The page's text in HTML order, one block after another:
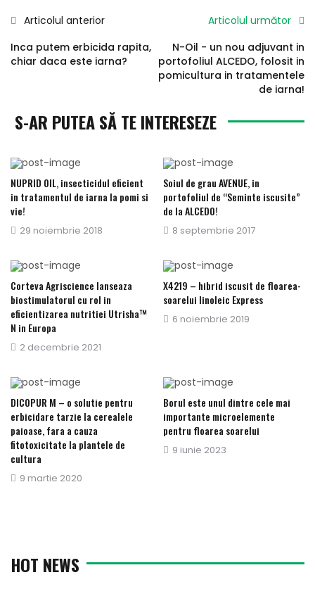
Articolul anterior
Inca putem erbicida rapita,
chiar daca este iarna?
Articolul următor
N-Oil - un nou adjuvant in
portofoliul ALCEDO, folosit in
pomicultura in tratamentele
de iarna!
S-AR PUTEA SĂ TE INTERESEZE
NUPRID OIL, insecticidul eficient
in tratamentul de iarna la pomi si
vie!
Publicat
29 noiembrie 2018
Soiul de grau AVENUE, in
portofoliul de “Seminte iscusite”
de la ALCEDO!
Publicat
8 septembrie 2017
Corteva Agriscience lanseaza
biostimulatorul cu rol in
eficientizarea nutritiei Utrisha™
N in Europa
Publicat
2 decembrie 2021
X4219 – hibrid iscusit de floarea-
soarelui linoleic Express
Publicat
6 noiembrie 2019
DICOPUR M – o solutie pentru
erbicidare tarzie la cerealele
paioase, fara a cauza
fitotoxicitate la plantele de
cultura
Publicat
9 martie 2020
Borul este unul dintre cele mai
importante microelemente
pentru floarea soarelui
Publicat
9 iunie 2023
HOT NEWS